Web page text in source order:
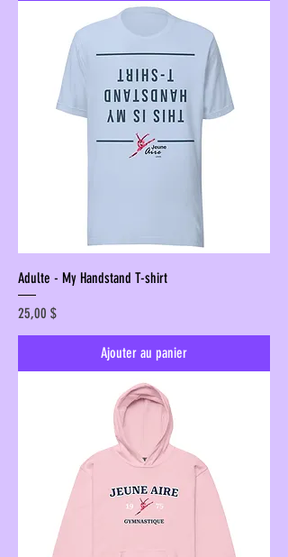
Adulte - My Handstand T-shirt
Prix
25,00 $
Ajouter au panier